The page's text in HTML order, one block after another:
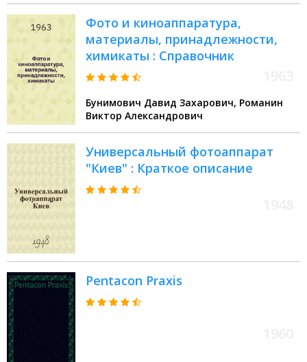
средства
Фото и киноаппаратура,
материалы, принадлежности,
химикаты : Справочник
Бунимович Давид Захарович, Романин
Виктор Александрович
Универсальный фотоаппарат
"Киев" : Краткое описание
Pentacon Praxis